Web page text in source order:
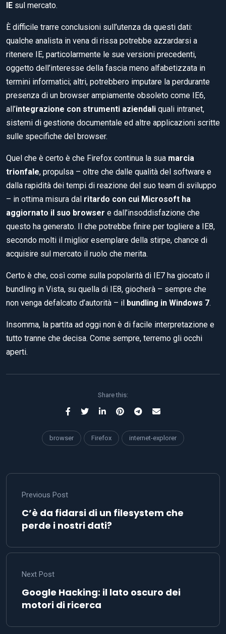
IE sul mercato.
È difficile trarre conclusioni sull’utenza da questi dati:
qualche analista in vena di rissa potrebbe azzardarsi a
ritenere IE, particolarmente le sue versioni precedenti,
oggetto dell’interesse della fascia meno alfabetizzata in
termini informatici; altri, potrebbero imputare la perdurante
presenza di un browser ampiamente obsoleto come IE6,
all’integrazione con strumenti aziendali quali intranet,
sistemi di gestione documentale ed altre applicazioni scritte
sulle specifiche del browser.
Quel che è certo è che Firefox continua la sua marcia
trionfale, propulsa – oltre che dalle qualità del software e
dalla rapidità dei tempi di reazione del suo team di sviluppo
– in ottima misura dal ritardo con cui Microsoft ha
aggiornato il suo browser e dall’insoddisfazione che
questo ha generato. Il che potrebbe finire per togliere a IE8,
secondo molti il miglior esemplare della stirpe, chance di
acquisire sul mercato il ruolo che merita.
Certo è che, così come sulla popolarità di IE7 ha giocato il
bundling in Vista, su quella di IE8, giocherà – sempre che
non venga defalcato d’autorità – il bundling in Windows 7.
Insomma, la partita ad oggi non è di facile interpretazione e
tutto tranne che decisa. Come sempre, terremo gli occhi
aperti.
Share this:
browser Firefox internet-explorer
Previous Post
C’è da fidarsi di un filesystem che
perde i nostri dati?
Next Post
Google Hacking: il lato oscuro dei
motori di ricerca